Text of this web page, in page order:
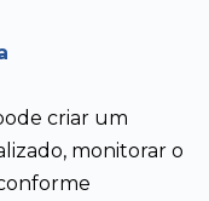
criar um
monitorar o